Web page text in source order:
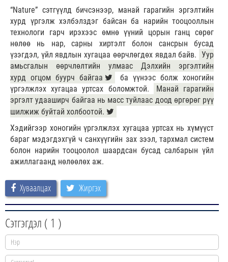
“Nature” сэтгүүлд бичсэнээр, манай гарагийн эргэлтийн
хурд үргэлж хэлбэлздэг байсан ба нарийн тооцооллын
технологи гарч ирэхээс өмнө үүний цорын ганц сөрөг
нөлөө нь нар, сарны хиртэлт болон сансрын бусад
үзэгдэл, үйл явдлын хугацаа өөрчлөгдөх явдал байв.
Уур
амьсгалын өөрчлөлтийн улмаас Дэлхийн эргэлтийн
хурд огцом буурч байгаа
ба үүнээс болж хоногийн
үргэлжлэх хугацаа уртсах боломжтой.
Манай гарагийн
эргэлт удааширч байгаа нь масс туйлаас доод өргөрөг рүү
шилжиж буйтай холбоотой.
Хэдийгээр хоногийн үргэлжлэх хугацаа уртсах нь хүмүүст
бараг мэдэгдэхгүй ч санхүүгийн зах зээл, тархмал систем
болон нарийн тооцоолол шаардсан бусад салбарын үйл
ажиллагаанд нөлөөлөх аж.
Хуваалцах Жиргэх
Сэтгэгдэл ( 1 )